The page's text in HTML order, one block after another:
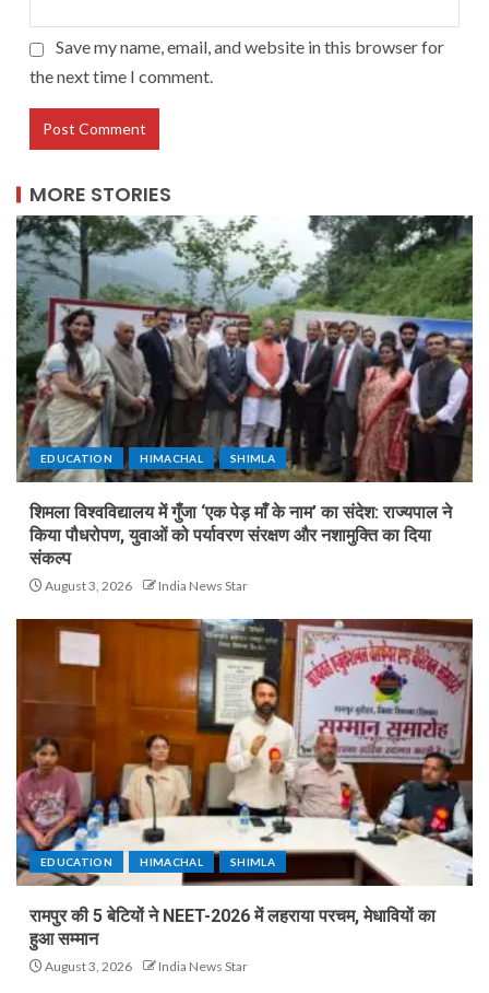
Save my name, email, and website in this browser for
the next time I comment.
MORE STORIES
EDUCATION HIMACHAL SHIMLA
शिमला विश्वविद्यालय में गुँजा ‘एक पेड़ माँ के नाम’ का संदेश: राज्यपाल ने
किया पौधरोपण, युवाओं को पर्यावरण संरक्षण और नशामुक्ति का दिया
संकल्प
August 3, 2026 India News Star
EDUCATION HIMACHAL SHIMLA
रामपुर की 5 बेटियों ने NEET-2026 में लहराया परचम, मेधावियों का
हुआ सम्मान
August 3, 2026 India News Star